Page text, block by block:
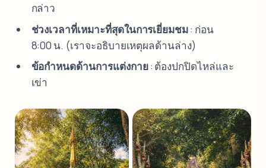
กล่าว
ช่วงเวลาที่เหมาะที่สุดในการเยี่ยมชม: ก่อน
8:00 น. (เราจะอธิบายเหตุผลด้านล่าง)
ข้อกำหนดด้านการแต่งกาย: ต้องปกปิดไหล่และ
เข่า